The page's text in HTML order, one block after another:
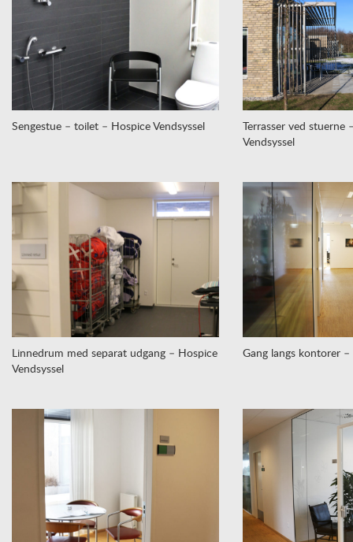
Sengestue – toilet – Hospice Vendsyssel
Terrasser ved stuerne
Vendsyssel
Linnedrum med separat udgang – Hospice
Vendsyssel
Gang langs kontorer –